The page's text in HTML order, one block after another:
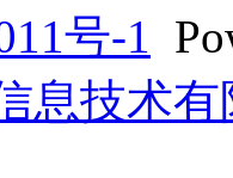
号-1
息技术有